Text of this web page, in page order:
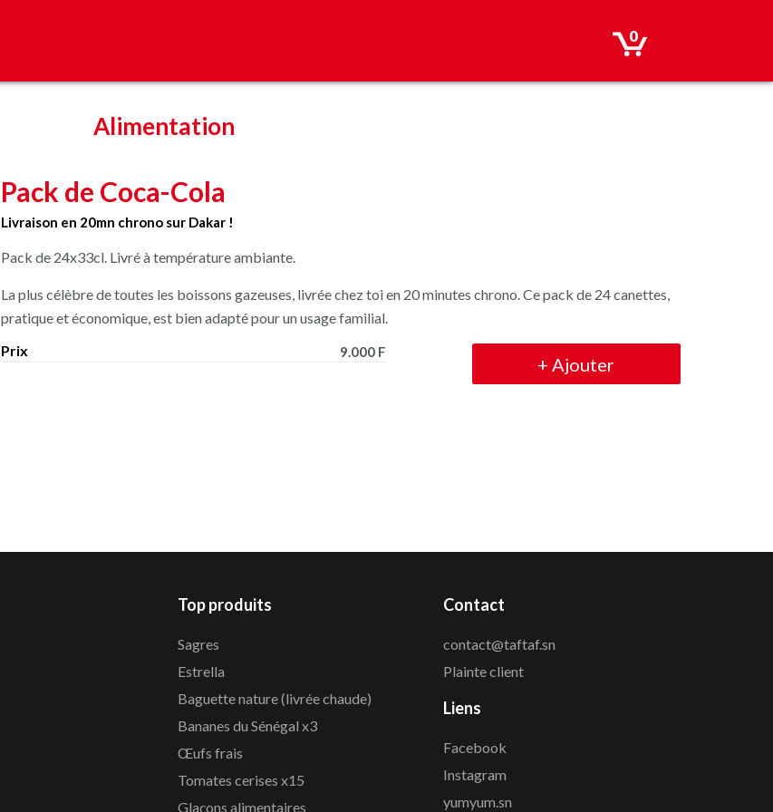
0
Alimentation
Pack de Coca-Cola
Livraison en 20mn chrono sur Dakar !
Pack de 24x33cl. Livré à température ambiante.
La plus célèbre de toutes les boissons gazeuses, livrée chez toi en 20 minutes chrono. Ce pack de 24 canettes,
pratique et économique, est bien adapté pour un usage familial.
Prix
9.000 F
+ Ajouter
Top produits
Sagres
Estrella
Baguette nature (livrée chaude)
Bananes du Sénégal x3
Œufs frais
Tomates cerises x15
Glaçons alimentaires
Contact
contact@taftaf.sn
Plainte client
Liens
Facebook
Instagram
yumyum.sn